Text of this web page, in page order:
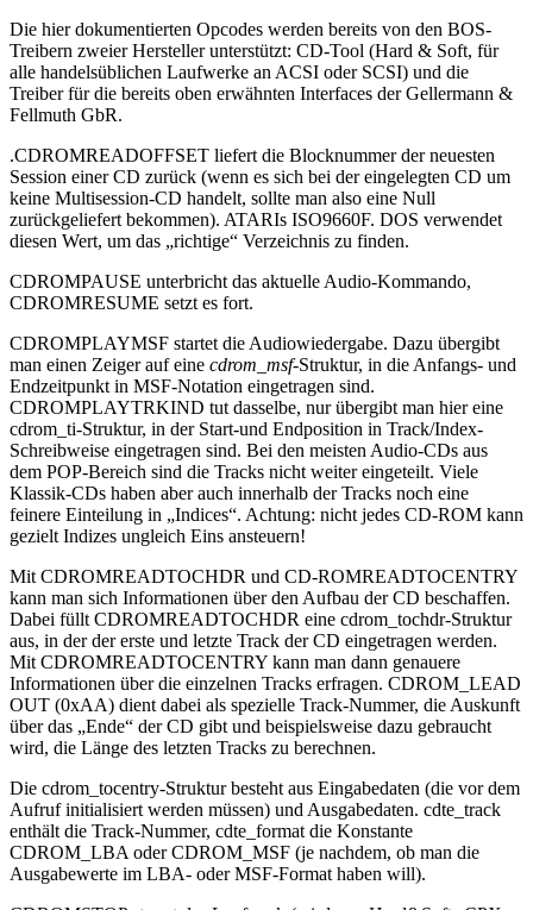
Die hier dokumentierten Opcodes werden bereits von den BOS-
Treibern zweier Hersteller unterstützt: CD-Tool (Hard & Soft, für
alle handelsüblichen Laufwerke an ACSI oder SCSI) und die
Treiber für die bereits oben erwähnten Interfaces der Gellermann &
Fellmuth GbR.
.CDROMREADOFFSET liefert die Blocknummer der neuesten
Session einer CD zurück (wenn es sich bei der eingelegten CD um
keine Multisession-CD handelt, sollte man also eine Null
zurückgeliefert bekommen). ATARIs ISO9660F. DOS verwendet
diesen Wert, um das „richtige“ Verzeichnis zu finden.
CDROMPAUSE unterbricht das aktuelle Audio-Kommando,
CDROMRESUME setzt es fort.
CDROMPLAYMSF startet die Audiowiedergabe. Dazu übergibt
man einen Zeiger auf eine cdrom_msf-Struktur, in die Anfangs- und
Endzeitpunkt in MSF-Notation eingetragen sind.
CDROMPLAYTRKIND tut dasselbe, nur übergibt man hier eine
cdrom_ti-Struktur, in der Start-und Endposition in Track/Index-
Schreibweise eingetragen sind. Bei den meisten Audio-CDs aus
dem POP-Bereich sind die Tracks nicht weiter eingeteilt. Viele
Klassik-CDs haben aber auch innerhalb der Tracks noch eine
feinere Einteilung in „Indices“. Achtung: nicht jedes CD-ROM kann
gezielt Indizes ungleich Eins ansteuern!
Mit CDROMREADTOCHDR und CD-ROMREADTOCENTRY
kann man sich Informationen über den Aufbau der CD beschaffen.
Dabei füllt CDROMREADTOCHDR eine cdrom_tochdr-Struktur
aus, in der der erste und letzte Track der CD eingetragen werden.
Mit CDROMREADTOCENTRY kann man dann genauere
Informationen über die einzelnen Tracks erfragen. CDROM_LEAD
OUT (0xAA) dient dabei als spezielle Track-Nummer, die Auskunft
über das „Ende“ der CD gibt und beispielsweise dazu gebraucht
wird, die Länge des letzten Tracks zu berechnen.
Die cdrom_tocentry-Struktur besteht aus Eingabedaten (die vor dem
Aufruf initialisiert werden müssen) und Ausgabedaten. cdte_track
enthält die Track-Nummer, cdte_format die Konstante
CDROM_LBA oder CDROM_MSF (je nachdem, ob man die
Ausgabewerte im LBA- oder MSF-Format haben will).